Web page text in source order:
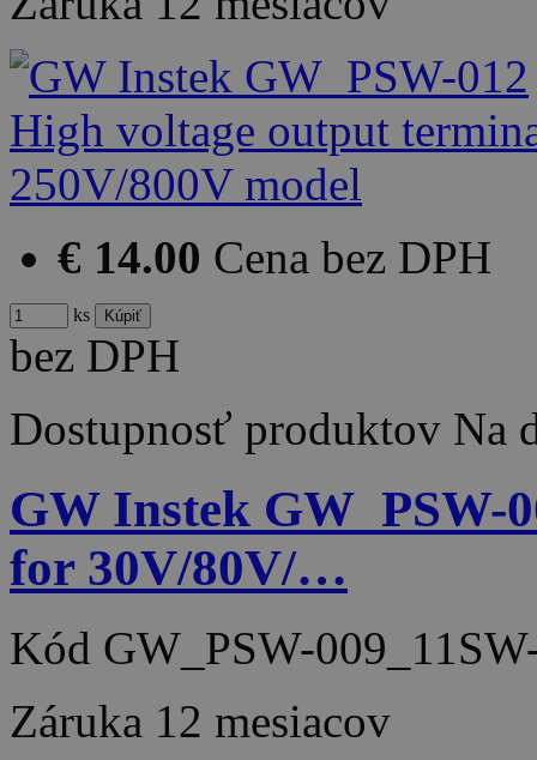
€ 14.00 Cena bez DPH
ks
bez DPH
Dostupnosť produktov Na
GW Instek GW_PSW-
for 30V/80V/…
Kód GW_PSW-
Záruka 12 mesiacov